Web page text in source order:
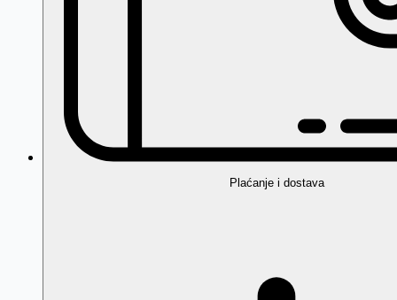
Plaćanje i dostava